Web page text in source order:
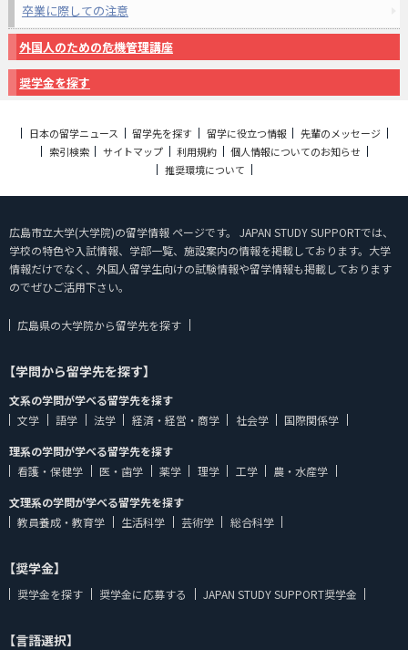
卒業に際しての注意
外国人のための危機管理講座
奨学金を探す
日本の留学ニュース 留学先を探す 留学に役立つ情報
先輩のメッセージ
索引検索
サイトマップ 利用規約
個人情報についてのお知らせ
推奨環境について
広島市立大学(大学院)の留学情報 ページです。 JAPAN STUDY SUPPORTでは、
学校の特色や入試情報、学部一覧、施設案内の情報を掲載しております。大学
情報だけでなく、外国人留学生向けの試験情報や留学情報も掲載しております
のでぜひご活用下さい。
広島県の大学院から留学先を探す
【学問から留学先を探す】
文系の学問が学べる留学先を探す
文学
語学 法学 経済・経営・商学 社会学
国際関係学
理系の学問が学べる留学先を探す
看護・保健学
医・歯学 薬学 理学 工学
農・水産学
文理系の学問が学べる留学先を探す
教員養成・教育学
生活科学 芸術学 総合科学
【奨学金】
奨学金を探す 奨学金に応募する JAPAN STUDY SUPPORT奨学金
【言語選択】